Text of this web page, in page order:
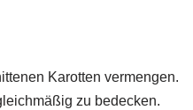
Karotten vermengen.
zu bedecken.